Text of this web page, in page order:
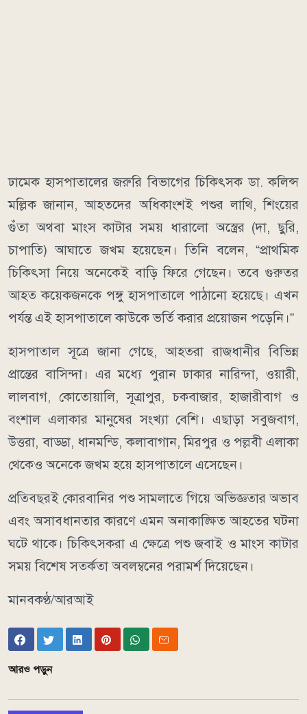
ঢামেক হাসপাতালের জরুরি বিভাগের চিকিৎসক ডা. কলিন্স
মল্লিক জানান, আহতদের অধিকাংশই পশুর লাথি, শিংয়ের
গুঁতা অথবা মাংস কাটার সময় ধারালো অস্ত্রের (দা, ছুরি,
চাপাতি) আঘাতে জখম হয়েছেন। তিনি বলেন, “প্রাথমিক
চিকিৎসা নিয়ে অনেকেই বাড়ি ফিরে গেছেন। তবে গুরুতর
আহত কয়েকজনকে পঙ্গু হাসপাতালে পাঠানো হয়েছে। এখন
পর্যন্ত এই হাসপাতালে কাউকে ভর্তি করার প্রয়োজন পড়েনি।”
হাসপাতাল সূত্রে জানা গেছে, আহতরা রাজধানীর বিভিন্ন
প্রান্তের বাসিন্দা। এর মধ্যে পুরান ঢাকার নারিন্দা, ওয়ারী,
লালবাগ, কোতোয়ালি, সূত্রাপুর, চকবাজার, হাজারীবাগ ও
বংশাল এলাকার মানুষের সংখ্যা বেশি। এছাড়া সবুজবাগ,
উত্তরা, বাড্ডা, ধানমন্ডি, কলাবাগান, মিরপুর ও পল্লবী এলাকা
থেকেও অনেকে জখম হয়ে হাসপাতালে এসেছেন।
প্রতিবছরই কোরবানির পশু সামলাতে গিয়ে অভিজ্ঞতার অভাব
এবং অসাবধানতার কারণে এমন অনাকাঙ্ক্ষিত আহতের ঘটনা
ঘটে থাকে। চিকিৎসকরা এ ক্ষেত্রে পশু জবাই ও মাংস কাটার
সময় বিশেষ সতর্কতা অবলম্বনের পরামর্শ দিয়েছেন।
মানবকণ্ঠ/আরআই
আরও পড়ুন